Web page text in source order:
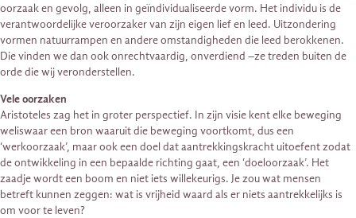
oorzaak en gevolg, alleen in geïndividualiseerde vorm. Het individu is de
verantwoordelijke veroorzaker van zijn eigen lief en leed. Uitzondering
vormen natuurrampen en andere omstandigheden die leed berokkenen.
Die vinden we dan ook onrechtvaardig, onverdiend –ze treden buiten de
orde die wij veronderstellen.
Vele oorzaken
Aristoteles zag het in groter perspectief. In zijn visie kent elke beweging
weliswaar een bron waaruit die beweging voortkomt, dus een
‘werkoorzaak’, maar ook een doel dat aantrekkingskracht uitoefent zodat
de ontwikkeling in een bepaalde richting gaat, een ‘doeloorzaak’. Het
zaadje wordt een boom en niet iets willekeurigs. Je zou wat mensen
betreft kunnen zeggen: wat is vrijheid waard als er niets aantrekkelijks is
om voor te leven?